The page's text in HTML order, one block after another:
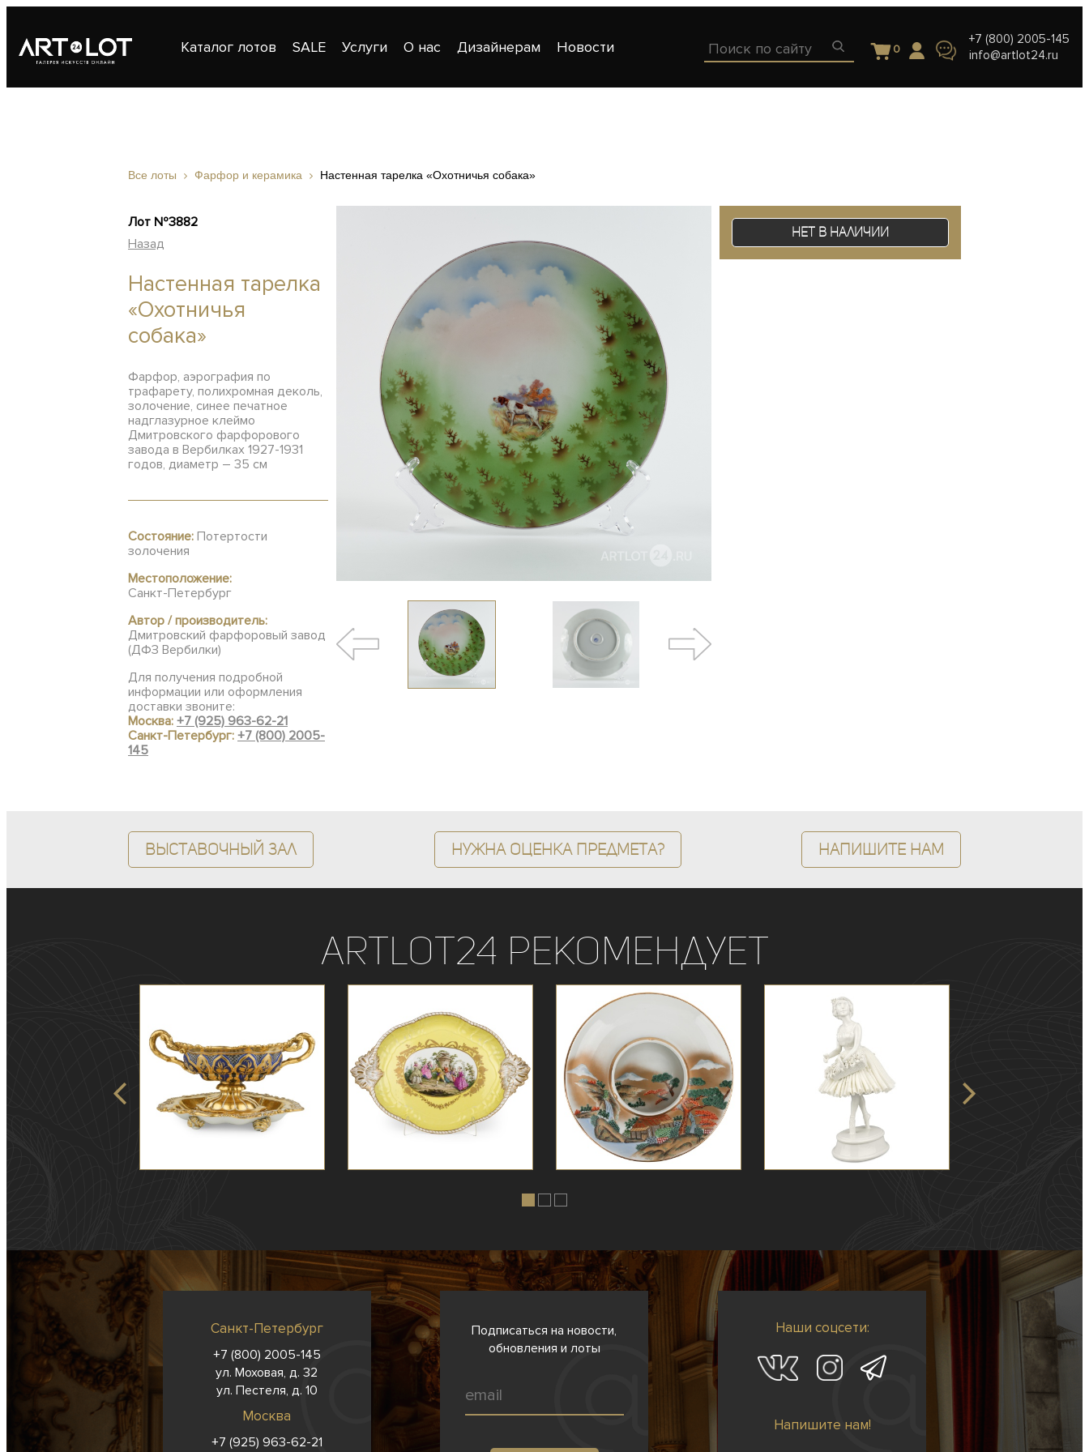
Каталог лотов SALE Услуги О нас Дизайнерам Новости 0
+7 (800) 2005-145
info@artlot24.ru
Все лоты Фарфор и керамика Настенная тарелка «Охотничья собака»
Лот №3882
Назад
Настенная тарелка
«Охотничья
собака»
Фарфор, аэрография по
трафарету, полихромная деколь,
золочение, синее печатное
надглазурное клеймо
Дмитровского фарфорового
завода в Вербилках 1927-1931
годов, диаметр – 35 см
Состояние: Потертости
золочения
Местоположение:
Санкт-Петербург
Автор / производитель:
Дмитровский фарфоровый завод
(ДФЗ Вербилки)
Для получения подробной
информации или оформления
доставки звоните:
Москва: +7 (925) 963-62-21
Санкт-Петербург: +7 (800) 2005-
145
Нет в наличии
Выставочный зал Нужна оценка предмета? Напишите нам
ArtLot24 рекомендует
Санкт-Петербург
+7 (800) 2005-145
ул. Моховая, д. 32
ул. Пестеля, д. 10
Москва
+7 (925) 963-62-21
Подписаться на новости,
обновления и лоты
Наши соцсети:
Напишите нам!